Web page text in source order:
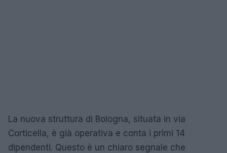
La nuova struttura di Bologna, situata in via
Corticella, è già operativa e conta i primi 14
dipendenti. Questo è un chiaro segnale che